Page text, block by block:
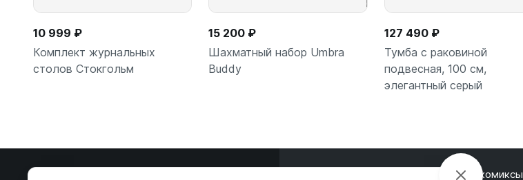
В корзину
10 999 ₽
Комплект журнальных
столов Стокгольм
В корзину
15 200 ₽
Шахматный набор Umbra
Buddy
В корзину
127 490 ₽
Тумба с раковиной
подвесная, 100 см,
элегантный серый
Настольные игры и комиксы